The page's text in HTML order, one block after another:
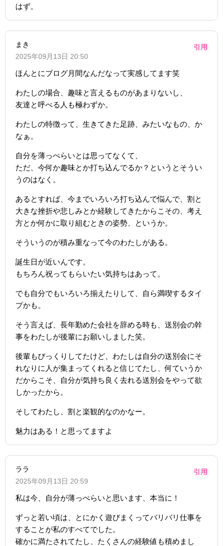
はず。
まき
2025年09月13日 20:50
引用
ほんとにブログ月間なんだなって実感してます笑
わたしの場合、趣味と言えるものがあまりないし、
友達と呼べる人も極わずか。
わたしの特徴って、生きてきた足跡、みたいなもの、か
なぁ。
自分を薄っぺらいとは思ってなくて、
ただ、今何か趣味とか打ち込んでるか？というとそうい
うのはなく。
あるとすれば、今までいろいろ打ち込んで悩んで、割と
大きな挫折や悲しみとか経験してきたからこその、考え
方とか何かに取り組むときの姿勢、というか。
そういうのが積み重なって今のわたしがある。
誕生日が近いんです。
もちろん祝ってもらいたい気持ちはあって。
でも自分でもいろいろ揃えたりして、自ら満喫するタイ
プかも。
そう言えば、長年勤めた会社を辞める時も、送別会の幹
事をわたしが後輩にお願いしました笑。
後輩もびっくりしてたけど、わたしは自分の送別会にそ
れなりに人が集まってくれると信じてたし、何ていうか
だからこそ、自分が気持ち良く去れる送別会をやって欲
しかったから。
そしてわたし、割と楽観的なのかなー。
魅力はある！と思ってますよ
ララ
2025年09月13日 20:59
引用
私は今、自分が薄っぺらいと思います、本当に！
ずっと若い頃は、とにかく遊びまくってバリバリ仕事を
することが私のすべてでした。
確かに満たされてたし、たくさんの経験値も積めまし